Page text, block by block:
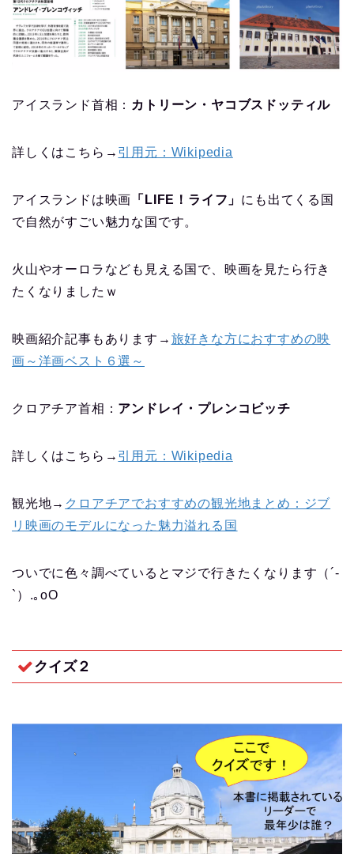
アイスランド首相： カトリーン・ヤコブスドッティル
詳しくはこちら→ 引用元：Wikipedia
アイスランドは映画 「LIFE！ライフ」 にも出てくる国
で自然がすごい魅力な国です。
火山やオーロラなども見える国で、映画を見たら行き
たくなりましたｗ
映画紹介記事もあります→ 旅好きな方におすすめの映
画～洋画ベスト６選～
クロアチア首相： アンドレイ・プレンコビッチ
詳しくはこちら→ 引用元：Wikipedia
観光地→ クロアチアでおすすめの観光地まとめ：ジブ
リ映画のモデルになった魅力溢れる国
ついでに色々調べているとマジで行きたくなります（´-
`）.｡oO
クイズ２